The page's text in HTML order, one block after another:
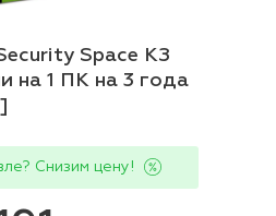
Space КЗ
на 1 ПК на 3 года
Снизим цену!